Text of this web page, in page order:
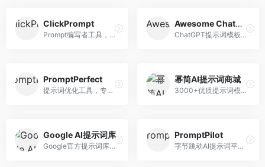
ClickPrompt
Prompt编写者工具，专注于提示词创作辅助。面向提示词创作者，提供提示词编辑、测试、分享等服务，创作工具完善。
Awesome ChatGPT Prompts
ChatGPT提示词模板库，专注于实用提示词收集。面向ChatGPT用户，提供提示词模板、使用场景、效果展示等资源，模板实用性强。
PromptPerfect
提示词优化工具，专注于提示词质量提升。面向AI用户，提供提示词优化、效果测试、版本对比等服务，提示词优化专业。
幂简AI提示词商城
3000+优质提示词模板平台，专注于中文提示词。面向中文AI用户，提供提示词模板、分类检索、一键使用等服务，中文提示词丰富。
Google AI提示词库
Google官方提示词库，专注于Gemini模型优化。面向开发者，提供官方提示词指南、最佳实践、示例代码等资源，权威性强。
PromptPilot
字节跳动AI提示词平台，专注于提示词优化与管理。面向AI用户，提供提示词优化、效果测试、团队协作等服务，企业级功能完善。